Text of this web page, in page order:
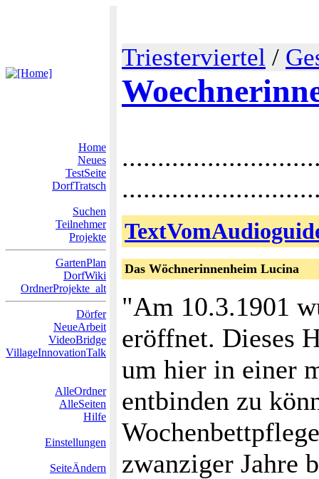
Triesterviertel /
Home
Neues
TestSeite
DorfTratsch
Suchen
Teilnehmer
Projekte
GartenPlan
DorfWiki
OrdnerProjekte_alt
Dörfer
NeueArbeit
VideoBridge
VillageInnovationTalk
AlleOrdner
AlleSeiten
Hilfe
Einstellungen
SeiteÄndern
Das Wöchnerinnenheim Lucina
"Am 10.3.1901
eröffnet. Dieses
um hier in einer
entbinden zu
zwanziger Jahre